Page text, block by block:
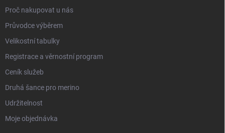
Proč nakupovat u nás
Průvodce výběrem
Velikostní tabulky
Registrace a věrnostní program
Ceník služeb
Druhá šance pro merino
Udržitelnost
Moje objednávka